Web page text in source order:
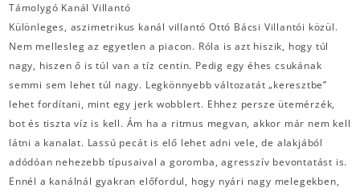
Támolygó Kanál Villantó
Különleges, aszimetrikus kanál villantó Ottó Bácsi Villantói közül.
Nem mellesleg az egyetlen a piacon. Róla is azt hiszik, hogy túl
nagy, hiszen ő is túl van a tíz centin. Pedig egy éhes csukának
semmi sem lehet túl nagy. Legkönnyebb változatát „keresztbe”
lehet fordítani, mint egy jerk wobblert. Ehhez persze ütemérzék,
bot és tiszta víz is kell. Ám ha a ritmus megvan, akkor már nem kell
látni a kanalat. Lassú pecát is elő lehet adni vele, de alakjából
adódóan nehezebb típusaival a goromba, agresszív bevontatást is.
Ennél a kanálnál gyakran előfordul, hogy nyári nagy melegekben,